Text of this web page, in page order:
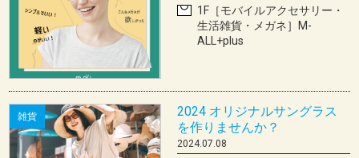
1F［モバイルアクセサリー・
生活雑貨・メガネ］M-
ALL+plus
雑貨
2024 オリジナルサングラス
を作りませんか？
2024.07.08